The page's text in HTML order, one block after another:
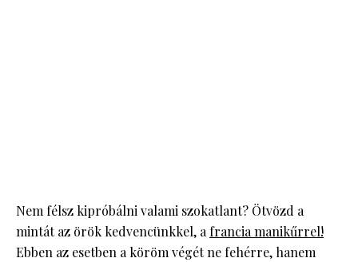
Nem félsz kipróbálni valami szokatlant? Ötvözd a
mintát az örök kedvencünkkel, afrancia manikűrrel!
Ebben az esetben a köröm végét ne fehérre, hanem